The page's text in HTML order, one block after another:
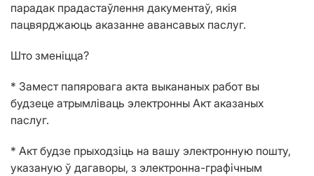
парадак прадастаўлення дакументаў, якія
пацвярджаюць аказанне авансавых паслуг.
Што зменіцца?
* Замест папяровага акта выкананых работ вы
будзеце атрымліваць электронны Акт аказаных
паслуг.
* Акт будзе прыходзіць на вашу электронную пошту,
указаную ў дагаворы, з электронна-графічным